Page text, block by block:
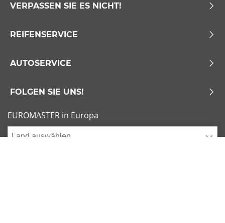
VERPASSEN SIE ES NICHT!
REIFENSERVICE
AUTOSERVICE
FOLGEN SIE UNS!
EUROMASTER in Europa
Land auswählen